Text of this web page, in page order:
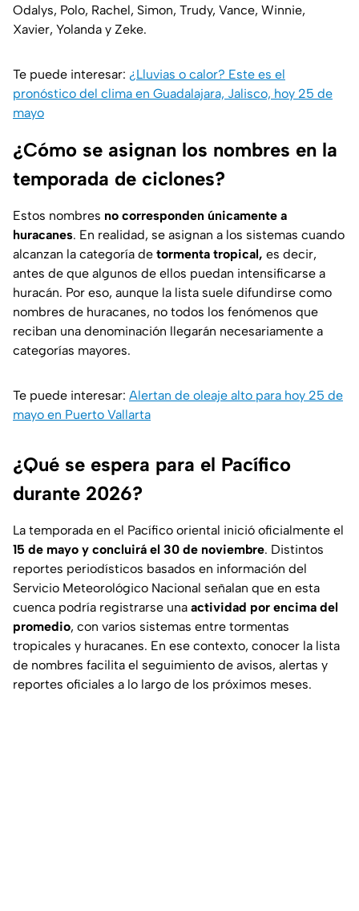
Odalys, Polo, Rachel, Simon, Trudy, Vance, Winnie,
Xavier, Yolanda y Zeke.
Te puede interesar: ¿Lluvias o calor? Este es el
pronóstico del clima en Guadalajara, Jalisco, hoy 25 de
mayo
¿Cómo se asignan los nombres en la
temporada de ciclones?
Estos nombres no corresponden únicamente a
huracanes. En realidad, se asignan a los sistemas cuando
alcanzan la categoría de tormenta tropical, es decir,
antes de que algunos de ellos puedan intensificarse a
huracán. Por eso, aunque la lista suele difundirse como
nombres de huracanes, no todos los fenómenos que
reciban una denominación llegarán necesariamente a
categorías mayores.
Te puede interesar: Alertan de oleaje alto para hoy 25 de
mayo en Puerto Vallarta
¿Qué se espera para el Pacífico
durante 2026?
La temporada en el Pacífico oriental inició oficialmente el
15 de mayo y concluirá el 30 de noviembre. Distintos
reportes periodísticos basados en información del
Servicio Meteorológico Nacional señalan que en esta
cuenca podría registrarse una actividad por encima del
promedio, con varios sistemas entre tormentas
tropicales y huracanes. En ese contexto, conocer la lista
de nombres facilita el seguimiento de avisos, alertas y
reportes oficiales a lo largo de los próximos meses.